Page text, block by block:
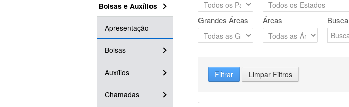
Bolsas e Auxílios
Apresentação
Bolsas
Auxílios
Chamadas
Grandes Áreas Áreas Busca
Filtrar Limpar Filtros